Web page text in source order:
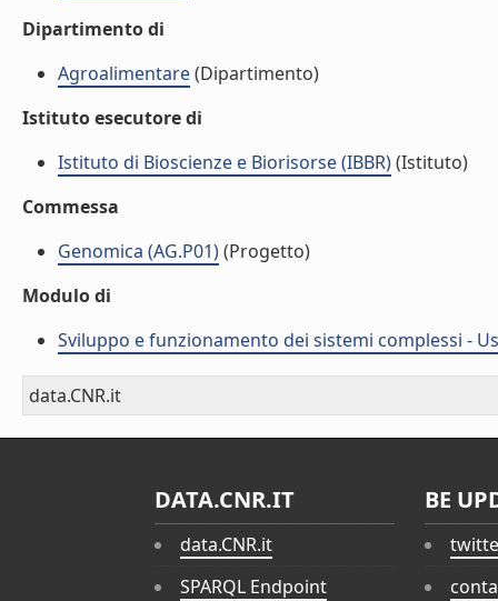
Dipartimento di
Agroalimentare(Dipartimento)
Istituto esecutore di
Istituto di Bioscienze e Biorisorse (IBBR)(Istituto)
Commessa
Genomica (AG.P01)(Progetto)
Modulo di
Sviluppo e funzionamento dei sistemi complessi -
data.CNR.it
DATA.CNR.IT
data.CNR.it
SPARQL Endpoint
BE